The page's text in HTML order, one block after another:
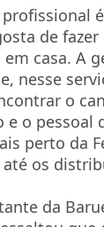
de fazer
casa. A
nesse
o
e o pessoal
perto da
os
da